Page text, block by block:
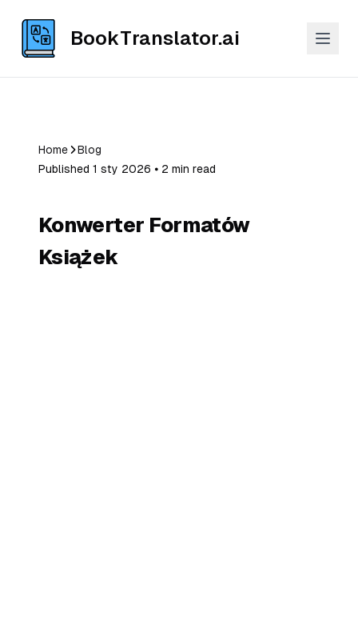
BookTranslator.ai
Home
Blog
Published 1 sty 2026 ⦁ 2 min read
Konwerter Formatów
Książek